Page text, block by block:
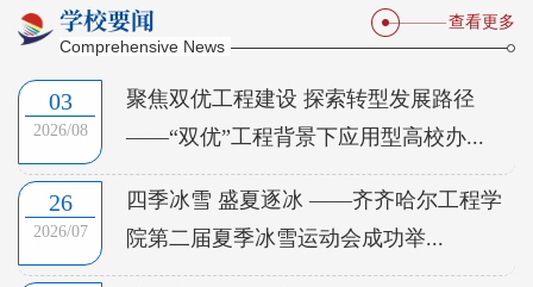
学校要闻
Comprehensive News
查看更多
03
2026/08
聚焦双优工程建设 探索转型发展路径
——“双优”工程背景下应用型高校办...
26
2026/07
四季冰雪 盛夏逐冰 ——齐齐哈尔工程学
院第二届夏季冰雪运动会成功举...